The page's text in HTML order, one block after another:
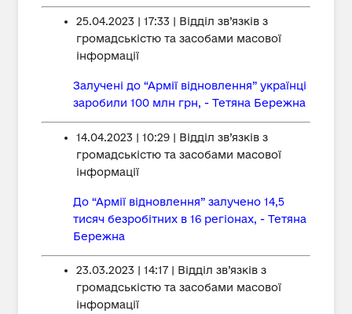
25.04.2023 | 17:33 | Відділ зв’язків з
громадськістю та засобами масової
інформації
Залучені до “Армії відновлення” українці
заробили 100 млн грн, - Тетяна Бережна
14.04.2023 | 10:29 | Відділ зв’язків з
громадськістю та засобами масової
інформації
До “Армії відновлення” залучено 14,5
тисяч безробітних в 16 регіонах, - Тетяна
Бережна
23.03.2023 | 14:17 | Відділ зв’язків з
громадськістю та засобами масової
інформації